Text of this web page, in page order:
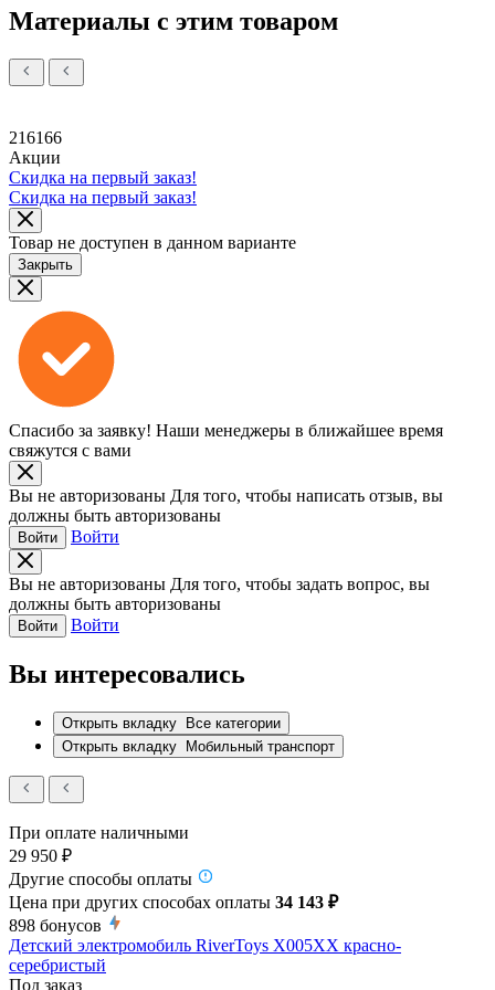
Материалы с этим товаром
216166
Акции
Скидка на первый заказ!
Скидка на первый заказ!
Товар не доступен в данном варианте
Закрыть
Спасибо за заявку! Наши менеджеры в ближайшее время
свяжутся с вами
Вы не авторизованы Для того, чтобы написать отзыв, вы
должны быть авторизованы
Войти Войти
Вы не авторизованы Для того, чтобы задать вопрос, вы
должны быть авторизованы
Войти Войти
Вы интересовались
Открыть вкладку
Все категории
Открыть вкладку
Мобильный транспорт
При оплате наличными
29 950 ₽
Другие способы оплаты
Цена при других способах оплаты 34 143 ₽
898 бонусов
Детский электромобиль RiverToys X005XX красно-
серебристый
Под заказ